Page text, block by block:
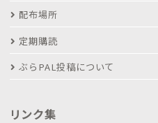
配布場所
定期購読
ぶらPAL投稿について
リンク集